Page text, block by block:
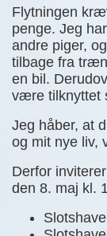
Flytningen
penge. Jeg
andre piger,
tilbage fra
en bil.
være tilknyttet
Jeg håber, at
og mit nye liv,
Derfor
den 8. maj kl.